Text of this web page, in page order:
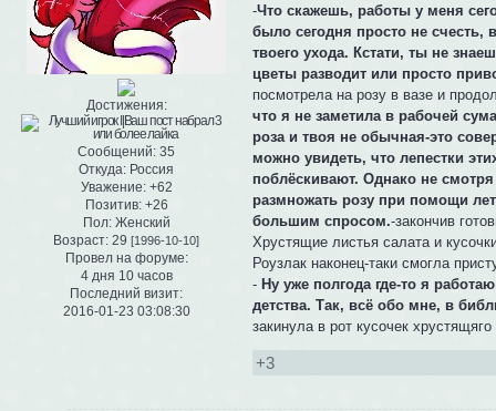
Достижения:
Сообщений: 35
Откуда: Россия
Уважение: +62
Позитив: +26
Пол:Женский
Возраст: 29 [1996-10-10]
Провел на форуме:
4 дня 10 часов
Последний визит:
2016-01-23 03:08:30
-Что скажешь, работы у меня
было сегодня просто не счесть,
твоего ухода. Кстати, ты не
цветы разводит или просто
посмотрела на розу в вазе и
что я не заметила в рабочей
роза и твоя не обычная-это
можно увидеть, что лепестки
поблёскивают. Однако не
размножать розу при помощи
большим спросом.-закончив
Хрустящие листья салата и
Роузлак наконец-таки смогла
- Ну уже полгода где-то я
детства. Так, всё обо мне, в
закинула в рот кусочек хрустящяго
+3